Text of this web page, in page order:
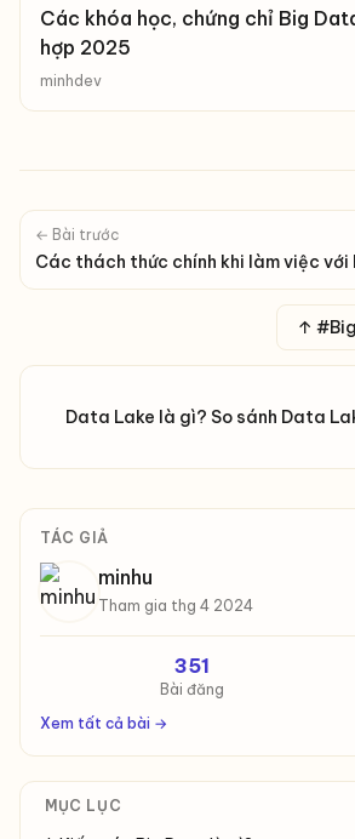
Các khóa học, chứng chỉ Big
hợp 2025
minhdev
← Bài trước
Các thách thức chính khi làm việc
↑
Data Lake là gì? So sánh Data
TÁC GIẢ
minhu
Tham gia thg 4 2024
351
Bài đăng
Xem tất cả bài →
MỤC LỤC